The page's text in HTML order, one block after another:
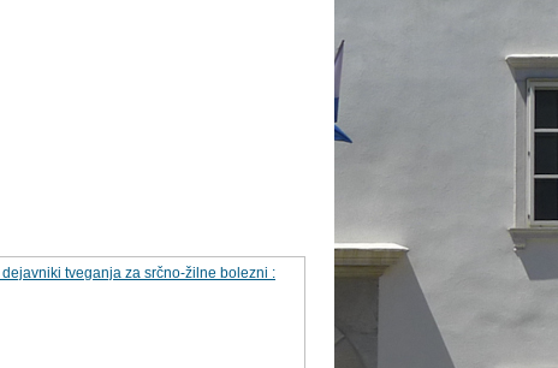
tveganja za srčno-žilne bolezni :